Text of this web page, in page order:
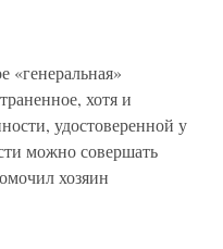
«генеральная»
хотя и
удостоверенной у
можно совершать
хозяин